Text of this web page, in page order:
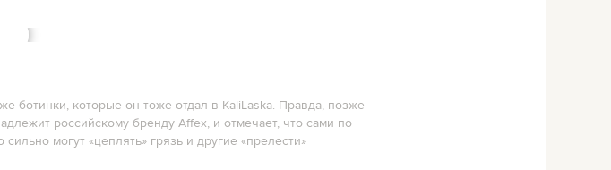
ботинки, которые он тоже отдал в KaliLaska. Правда, позже
российскому бренду Affex, и отмечает, что сами по
могут «цеплять» грязь и другие «прелести»